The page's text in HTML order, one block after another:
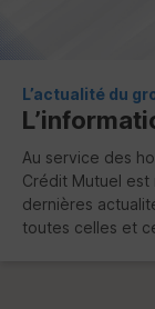
L’actualité du
Au service des
Crédit Mutuel est
dernières
toutes celles et